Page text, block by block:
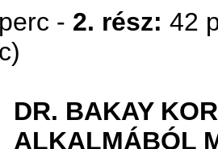
- 2. rész: 42
DR. BAKAY
ALKALMÁBÓL